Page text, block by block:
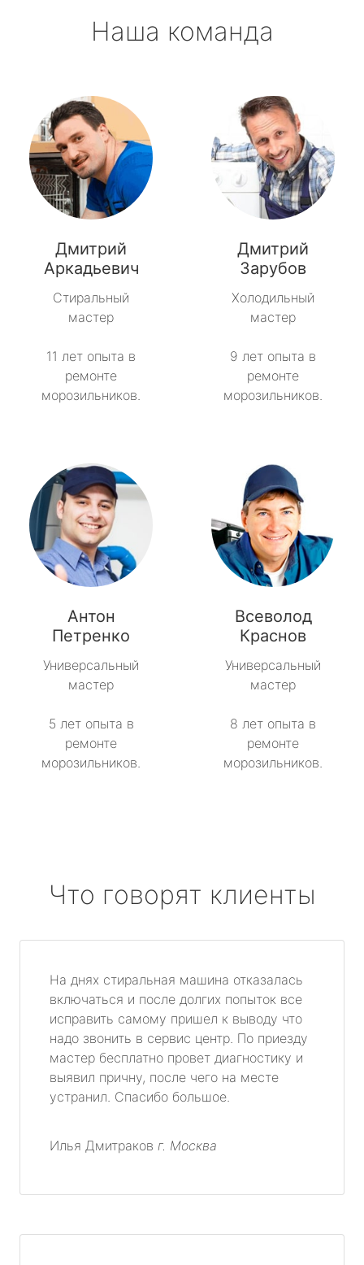
Наша команда
Дмитрий
Аркадьевич
Стиральный
мастер
11 лет опыта в
ремонте
морозильников.
Дмитрий
Зарубов
Холодильный
мастер
9 лет опыта в
ремонте
морозильников.
Антон
Петренко
Универсальный
мастер
5 лет опыта в
ремонте
морозильников.
Всеволод
Краснов
Универсальный
мастер
8 лет опыта в
ремонте
морозильников.
Что говорят клиенты
На днях стиральная машина отказалась
включаться и после долгих попыток все
исправить самому пришел к выводу что
надо звонить в сервис центр. По приезду
мастер бесплатно провет диагностику и
выявил причну, после чего на месте
устранил. Спасибо большое.
Илья Дмитраков г. Москва